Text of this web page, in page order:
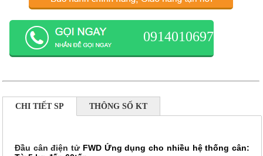
0914010697
CHI TIẾT SP THÔNG SỐ KT
Đầu cân điện tử FWD Ứng dụng cho nhiều hệ thống cân: